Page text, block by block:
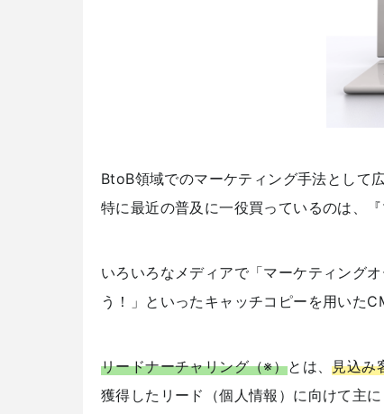
BtoB領域でのマーケティング手法として
特に最近の普及に一役買っているのは、
いろいろなメディアで「マーケティング
う！」といったキャッチコピーを用いた
リードナーチャリング（※）とは、見込み
獲得したリード（個人情報）に向けて主